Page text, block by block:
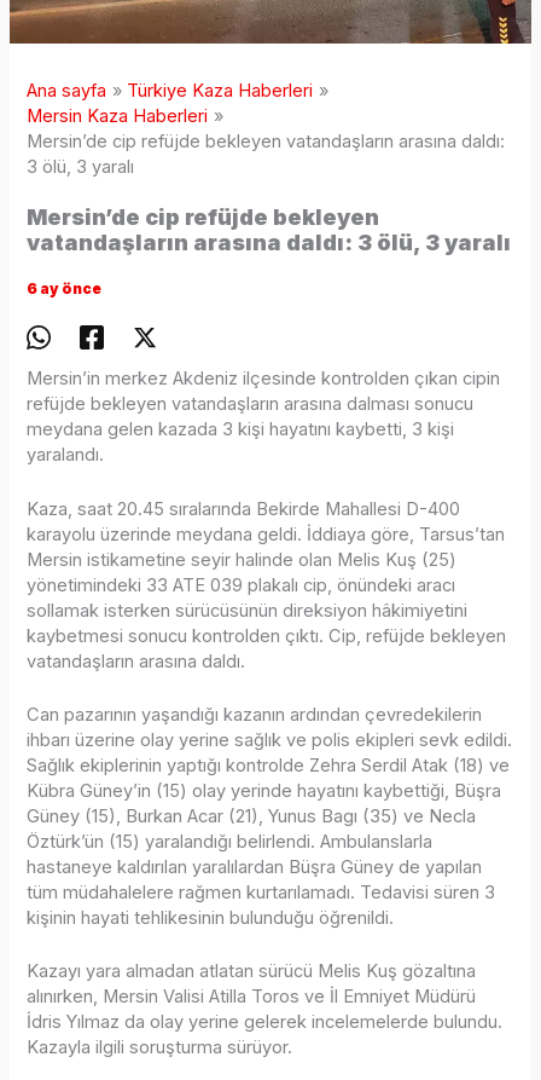
Ana sayfa
Türkiye Kaza Haberleri
Mersin Kaza Haberleri
Mersin’de cip refüjde bekleyen vatandaşların arasına daldı:
3 ölü, 3 yaralı
Mersin’de cip refüjde bekleyen
vatandaşların arasına daldı: 3 ölü, 3 yaralı
6 ay önce
Mersin’in merkez Akdeniz ilçesinde kontrolden çıkan cipin
refüjde bekleyen vatandaşların arasına dalması sonucu
meydana gelen kazada 3 kişi hayatını kaybetti, 3 kişi
yaralandı.
Kaza, saat 20.45 sıralarında Bekirde Mahallesi D-400
karayolu üzerinde meydana geldi. İddiaya göre, Tarsus’tan
Mersin istikametine seyir halinde olan Melis Kuş (25)
yönetimindeki 33 ATE 039 plakalı cip, önündeki aracı
sollamak isterken sürücüsünün direksiyon hâkimiyetini
kaybetmesi sonucu kontrolden çıktı. Cip, refüjde bekleyen
vatandaşların arasına daldı.
Can pazarının yaşandığı kazanın ardından çevredekilerin
ihbarı üzerine olay yerine sağlık ve polis ekipleri sevk edildi.
Sağlık ekiplerinin yaptığı kontrolde Zehra Serdil Atak (18) ve
Kübra Güney’in (15) olay yerinde hayatını kaybettiği, Büşra
Güney (15), Burkan Acar (21), Yunus Bagı (35) ve Necla
Öztürk’ün (15) yaralandığı belirlendi. Ambulanslarla
hastaneye kaldırılan yaralılardan Büşra Güney de yapılan
tüm müdahalelere rağmen kurtarılamadı. Tedavisi süren 3
kişinin hayati tehlikesinin bulunduğu öğrenildi.
Kazayı yara almadan atlatan sürücü Melis Kuş gözaltına
alınırken, Mersin Valisi Atilla Toros ve İl Emniyet Müdürü
İdris Yılmaz da olay yerine gelerek incelemelerde bulundu.
Kazayla ilgili soruşturma sürüyor.